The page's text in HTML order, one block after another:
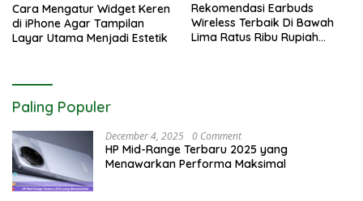
Cara Mengatur Widget Keren
di iPhone Agar Tampilan
Layar Utama Menjadi Estetik
Rekomendasi Earbuds
Wireless Terbaik Di Bawah
Lima Ratus Ribu Rupiah
Paling Populer
December 4, 2025 0 Comment
HP Mid-Range Terbaru 2025 yang
Menawarkan Performa Maksimal